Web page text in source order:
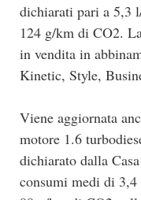
dichiarati pari a 5,3
124 g/km di CO2.
in vendita in
Kinetic, Style,
Viene aggiornata
motore 1.6
dichiarato dalla
consumi medi di